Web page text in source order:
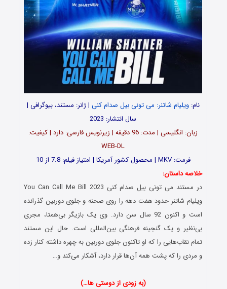
نام:ویلیام شاتنر: می تونی بیل صدام کنی | ژانر: مستند، بیوگرافی |
سال انتشار: 2023
زبان: انگلیسی | مدت: 96 دقیقه | زیرنویس فارسی: دارد | کیفیت:
WEB-DL
فرمت: MKV | محصول کشور آمریکا | امتیاز فیلم: 7.8 از 10
خلاصه داستان:
در مستند می تونی بیل صدام کنی You Can Call Me Bill 2023
ویلیام شاتنر حدود هفت دهه را روی صحنه و جلوی دوربین گذرانده
است و اکنون 92 سال سن دارد. وی یک بازیگر بی‌همتا، مجری
بی‌نظیر و یک گنجینه فرهنگی بین‌المللی است. حال این مستند
تمام نقاب‌هایی را که او تاکنون جلوی دوربین به چهره داشته کنار زده
و مردی را که پشت همه آن‌ها قرار دارد، آشکار می‌کند و…
(به زودی از دوستی ها…)